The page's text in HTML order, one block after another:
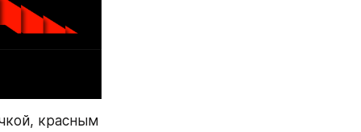
красным